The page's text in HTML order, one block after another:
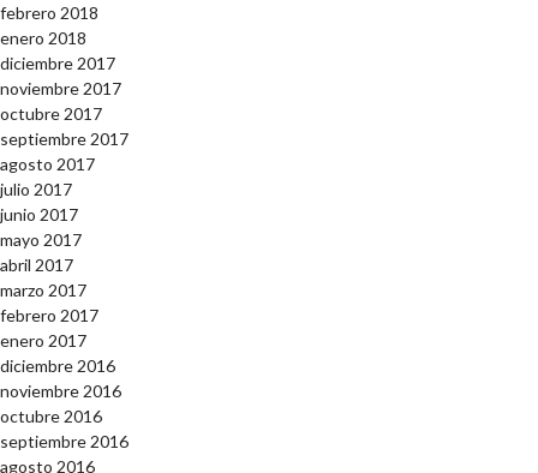
febrero 2018
enero 2018
diciembre 2017
noviembre 2017
octubre 2017
septiembre 2017
agosto 2017
julio 2017
junio 2017
mayo 2017
abril 2017
marzo 2017
febrero 2017
enero 2017
diciembre 2016
noviembre 2016
octubre 2016
septiembre 2016
agosto 2016